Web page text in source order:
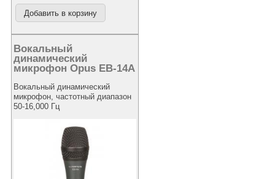
Вокальный
динамический
микрофон Opus EB-14A
Вокальный динамический
микрофон, частотный диапазон
50-16,000 Гц